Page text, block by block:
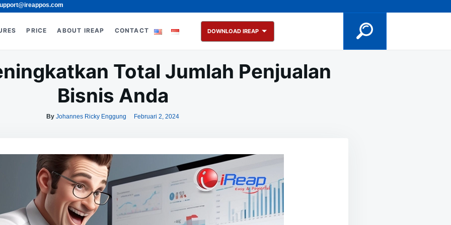
PRICE ABOUT IREAP CONTACT DOWNLOAD IREAP
Total Jumlah Penjualan
Bisnis Anda
By Johannes Ricky Enggung Februari 2, 2024